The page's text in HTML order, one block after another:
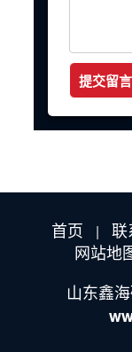
首页 | 联
网站地
山东鑫